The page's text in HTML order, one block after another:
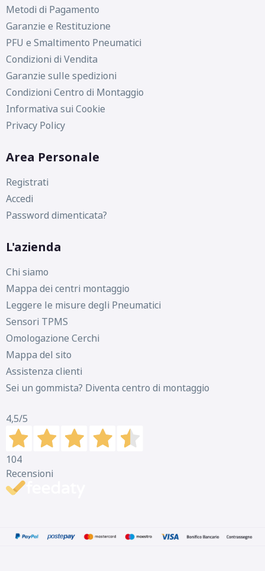
Metodi di Pagamento
Garanzie e Restituzione
PFU e Smaltimento Pneumatici
Condizioni di Vendita
Garanzie sulle spedizioni
Condizioni Centro di Montaggio
Informativa sui Cookie
Privacy Policy
Area Personale
Registrati
Accedi
Password dimenticata?
L'azienda
Chi siamo
Mappa dei centri montaggio
Leggere le misure degli Pneumatici
Sensori TPMS
Omologazione Cerchi
Mappa del sito
Assistenza clienti
Sei un gommista? Diventa centro di montaggio
4,5/5
104
Recensioni